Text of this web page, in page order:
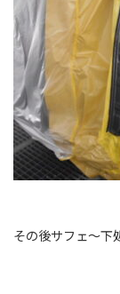
その後サフェ～下